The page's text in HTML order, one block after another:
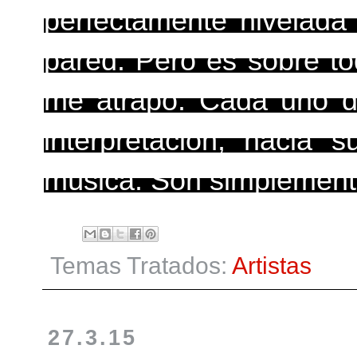
perfectamente
pared. Pero es sobre
me atrapó. Cada uno
interpretación, hacia
música. Son
Temas Tratados: Artistas
27.3.15